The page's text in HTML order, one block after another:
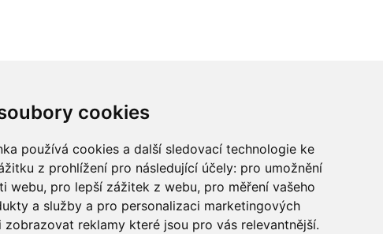
cookies
používá cookies a další sledovací technologie ke
z prohlížení pro následující účely: pro umožnění
webu, pro lepší zážitek z webu, pro měření vašeho
a služby a pro personalizaci marketingových
zobrazovat reklamy které jsou pro vás relevantnější.
Chcete spolupracovat?
Chalupu: